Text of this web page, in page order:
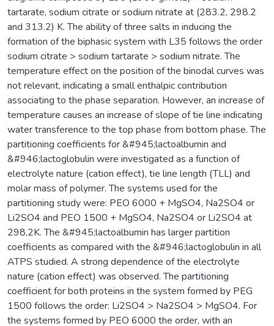
tartarate, sodium citrate or sodium nitrate at (283.2, 298.2
and 313.2) K. The ability of three salts in inducing the
formation of the biphasic system with L35 follows the order
sodium citrate > sodium tartarate > sodium nitrate. The
temperature effect on the position of the binodal curves was
not relevant, indicating a small enthalpic contribution
associating to the phase separation. However, an increase of
temperature causes an increase of slope of tie line indicating
water transference to the top phase from bottom phase. The
partitioning coefficients for &#945;lactoalbumin and
&#946;lactoglobulin were investigated as a function of
electrolyte nature (cation effect), tie line length (TLL) and
molar mass of polymer. The systems used for the
partitioning study were: PEO 6000 + MgSO4, Na2SO4 or
Li2SO4 and PEO 1500 + MgSO4, Na2SO4 or Li2SO4 at
298,2K. The &#945;lactoalbumin has larger partition
coefficients as compared with the &#946;lactoglobulin in all
ATPS studied. A strong dependence of the electrolyte
nature (cation effect) was observed. The partitioning
coefficient for both proteins in the system formed by PEG
1500 follows the order: Li2SO4 > Na2SO4 > MgSO4. For
the systems formed by PEO 6000 the order, with an